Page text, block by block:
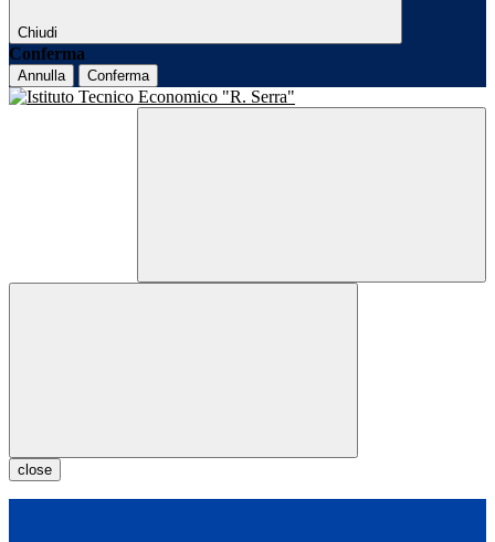
Chiudi
Conferma
Annulla Conferma
close